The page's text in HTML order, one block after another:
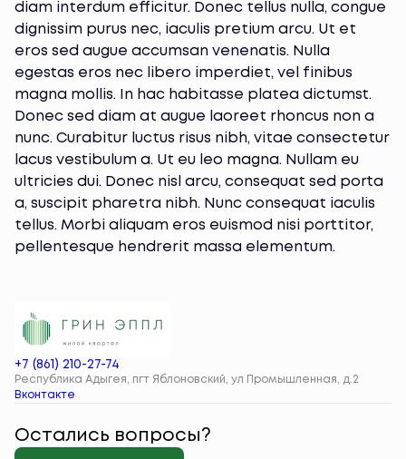
diam interdum efficitur. Donec tellus nulla, congue
dignissim purus nec, iaculis pretium arcu. Ut et
eros sed augue accumsan venenatis. Nulla
egestas eros nec libero imperdiet, vel finibus
magna mollis. In hac habitasse platea dictumst.
Donec sed diam at augue laoreet rhoncus non a
nunc. Curabitur luctus risus nibh, vitae consectetur
lacus vestibulum a. Ut eu leo magna. Nullam eu
ultricies dui. Donec nisl arcu, consequat sed porta
a, suscipit pharetra nibh. Nunc consequat iaculis
tellus. Morbi aliquam eros euismod nisi porttitor,
pellentesque hendrerit massa elementum.
+7 (861) 210-27-74
Республика Адыгея, пгт Яблоновский, ул Промышленная, д.2
Вконтакте
Остались вопросы?